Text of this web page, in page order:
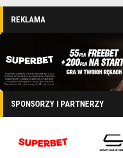
REKLAMA
SPONSORZY I PARTNERZY